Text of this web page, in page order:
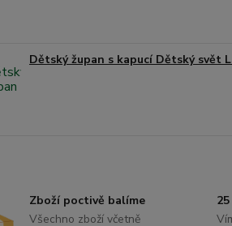
Dětský župan s kapucí Dětský svět
Zboží poctivě balíme
Všechno zboží včetně